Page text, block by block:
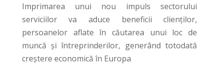
Imprimarea unui nou impuls sectorului
serviciilor va aduce beneficii clienților,
persoanelor aflate în căutarea unui loc de
muncă și întreprinderilor, generând totodată
creștere economică în Europa